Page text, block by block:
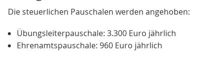
Die steuerlichen Pauschalen werden angehoben:
Übungsleiterpauschale: 3.300 Euro jährlich
Ehrenamtspauschale: 960 Euro jährlich